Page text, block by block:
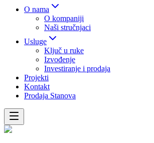
O nama
O kompaniji
Naši stručnjaci
Usluge
Ključ u ruke
Izvođenje
Investiranje i prodaja
Projekti
Kontakt
Prodaja Stanova